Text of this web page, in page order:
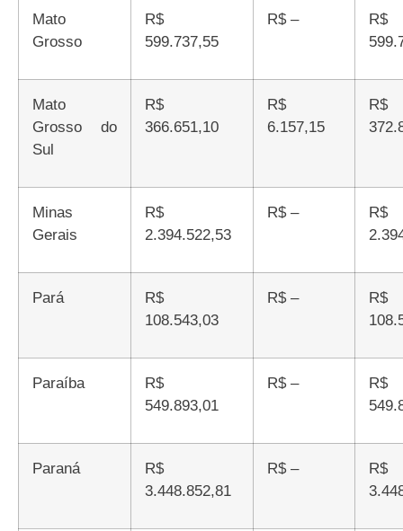
Mato
Grosso
R$
599.737,55
R$ –
R$
Mato
Grosso do
Sul
R$
366.651,10
R$
6.157,15
R$
Minas
Gerais
R$
2.394.522,53
R$ –
R$
Pará
R$
108.543,03
R$ –
R$
Paraíba
R$
549.893,01
R$ –
R$
Paraná
R$
3.448.852,81
R$ –
R$